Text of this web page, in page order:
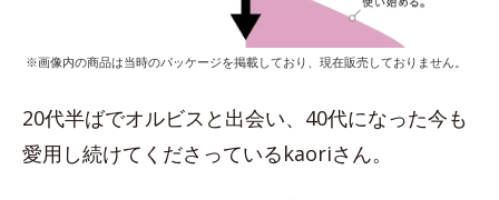
※画像内の商品は当時のパッケージを掲載しており、現在販売しておりません。
20代半ばでオルビスと出会い、40代になった今も
愛用し続けてくださっているkaoriさん。